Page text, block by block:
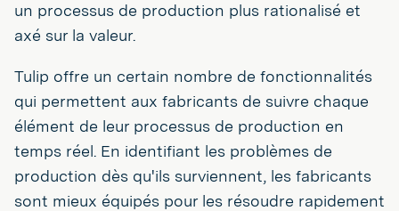
un processus de production plus rationalisé et
axé sur la valeur.
Tulip offre un certain nombre de fonctionnalités
qui permettent aux fabricants de suivre chaque
élément de leur processus de production en
temps réel. En identifiant les problèmes de
production dès qu'ils surviennent, les fabricants
sont mieux équipés pour les résoudre rapidement